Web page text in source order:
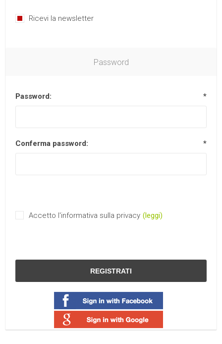
Ricevi la newsletter
Password
Password: *
Conferma password: *
Accetto l'informativa sulla privacy (leggi)